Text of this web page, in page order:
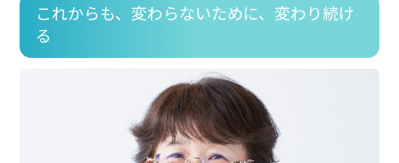
これからも、変わらないために、変わり続け
る